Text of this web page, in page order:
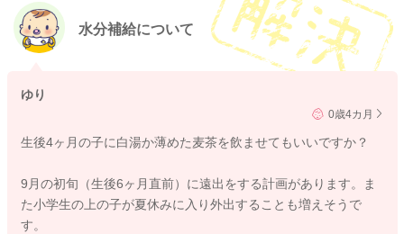
水分補給について
ゆり
0歳4カ月
生後4ヶ月の子に白湯か薄めた麦茶を飲ませてもいいですか？
9月の初旬（生後6ヶ月直前）に遠出をする計画があります。ま
た小学生の上の子が夏休みに入り外出することも増えそうで
す。